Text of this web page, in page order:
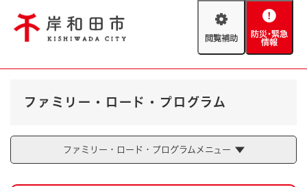
閲
防
文字サイズ 標準 拡大
防災・緊急情報 救急・消防
ファミリー・ロード・プログラム
ファミリー・ロード・プログラムメニュー